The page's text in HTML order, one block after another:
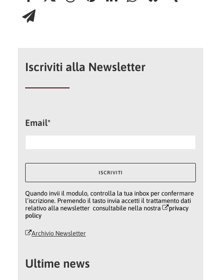
Iscriviti alla Newsletter
Email*
Quando invii il modulo, controlla la tua inbox per confermare
l’iscrizione. Premendo il tasto invia accetti il trattamento dati
relativo alla newsletter consultabile nella nostra
privacy
policy
Archivio Newsletter
Ultime news